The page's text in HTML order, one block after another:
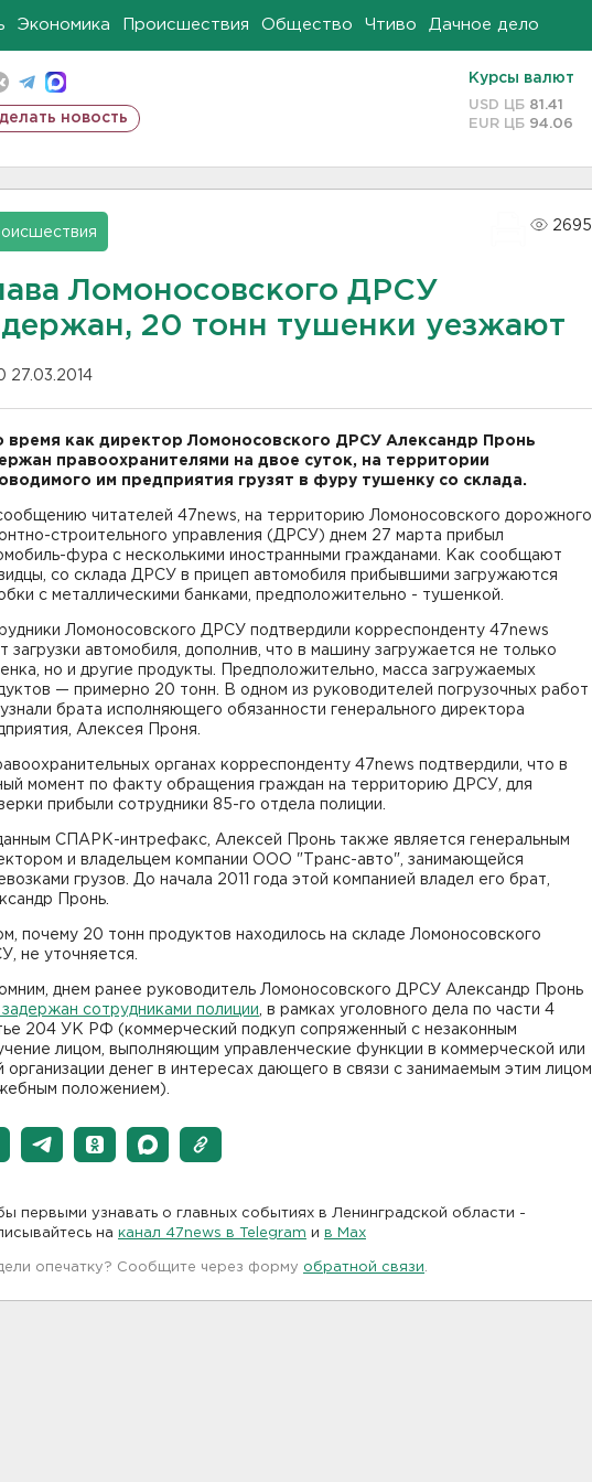
Экономика Происшествия Общество Чтиво Дачное дело
новость
Курсы валют
USD ЦБ 81.41
EUR ЦБ 94.06
2695
Ломоносовского ДРСУ
20 тонн тушенки уезжают
27.03.2014
время как директор Ломоносовского ДРСУ Александр Пронь
правоохранителями на двое суток, на территории
им предприятия грузят в фуру тушенку со склада.
читателей 47news, на территорию Ломоносовского дорожного
строительного управления (ДРСУ) днем 27 марта прибыл
фура с несколькими иностранными гражданами. Как сообщают
со склада ДРСУ в прицеп автомобиля прибывшими загружаются
с металлическими банками, предположительно - тушенкой.
Ломоносовского ДРСУ подтвердили корреспонденту 47news
загрузки автомобиля, дополнив, что в машину загружается не только
но и другие продукты. Предположительно, масса загружаемых
— примерно 20 тонн. В одном из руководителей погрузочных работ
брата исполняющего обязанности генерального директора
Алексея Проня.
органах корреспонденту 47news подтвердили, что в
момент по факту обращения граждан на территорию ДРСУ, для
прибыли сотрудники 85-го отдела полиции.
СПАРК-интрефакс, Алексей Пронь также является генеральным
и владельцем компании ООО "Транс-авто", занимающейся
грузов. До начала 2011 года этой компанией владел его брат,
Пронь.
почему 20 тонн продуктов находилось на складе Ломоносовского
не уточняется.
днем ранее руководитель Ломоносовского ДРСУ Александр Пронь
сотрудниками полиции , в рамках уголовного дела по части 4
204 УК РФ (коммерческий подкуп сопряженный с незаконным
лицом, выполняющим управленческие функции в коммерческой или
организации денег в интересах дающего в связи с занимаемым этим лицом
положением).
первыми узнавать о главных событиях в Ленинградской области -
на канал 47news в Telegram и в Maх
опечатку? Сообщите через форму обратной связи